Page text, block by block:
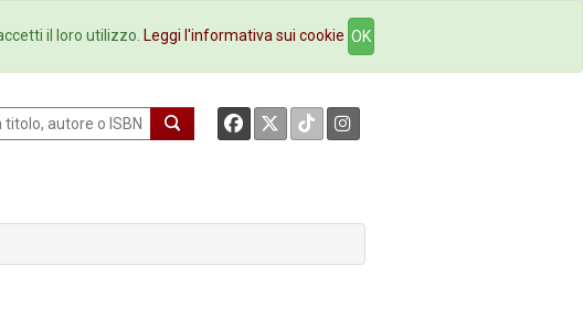
Ebookstore Contatti
il loro utilizzo. Leggi l'informativa sui cookie OK